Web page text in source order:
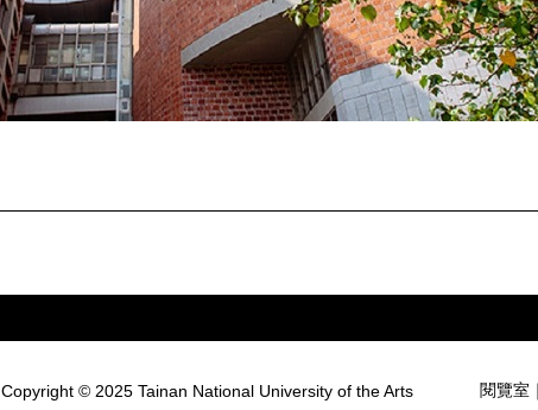
Copyright © 2025 Tainan National University of the Arts 閱覽室